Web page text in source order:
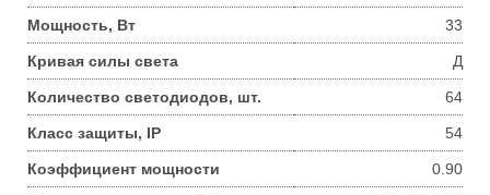
Мощность, Вт 33
Кривая силы света Д
Количество светодиодов, шт. 64
Класс защиты, IP 54
Коэффициент мощности 0.90